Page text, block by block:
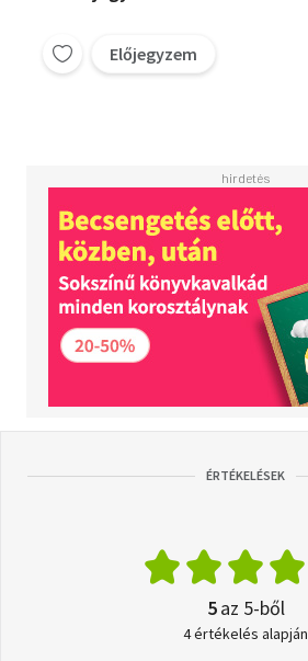
Előjegyzem
ÉRTÉKELÉSEK
5az 5-ből
4 értékelés alapján